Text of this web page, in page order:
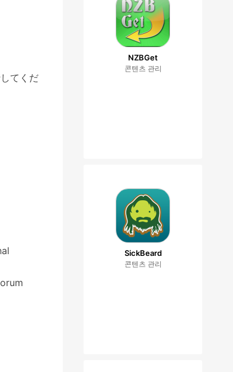
てくだ
NZBGet
콘텐츠 관리
SickBeard
콘텐츠 관리